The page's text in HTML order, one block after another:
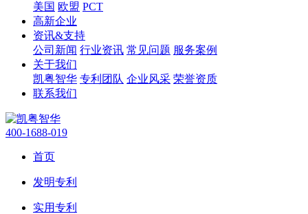
美国 欧盟 PCT
高新企业
资讯&支持
公司新闻 行业资讯 常见问题 服务案例
关于我们
凯粤智华 专利团队 企业风采 荣誉资质
联系我们
400-1688-019
首页
发明专利
实用专利